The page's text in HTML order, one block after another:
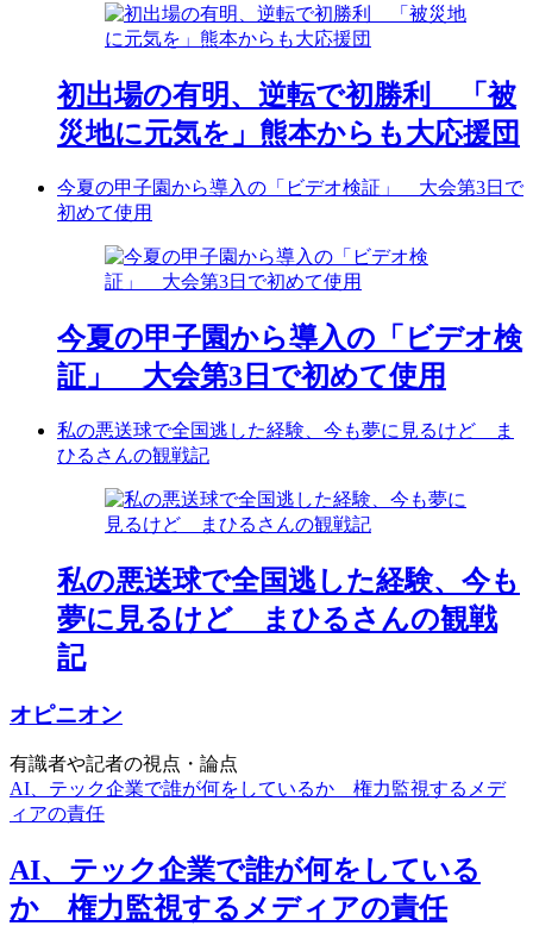
初出場の有明、逆転で初勝利 「被
災地に元気を」熊本からも大応援団
今夏の甲子園から導入の「ビデオ検証」 大会第3日で
初めて使用
今夏の甲子園から導入の「ビデオ検
証」 大会第3日で初めて使用
私の悪送球で全国逃した経験、今も夢に見るけど ま
ひるさんの観戦記
私の悪送球で全国逃した経験、今も
夢に見るけど まひるさんの観戦
記
オピニオン
有識者や記者の視点・論点
AI、テック企業で誰が何をしているか 権力監視するメデ
ィアの責任
AI、テック企業で誰が何をしている
か 権力監視するメディアの責任